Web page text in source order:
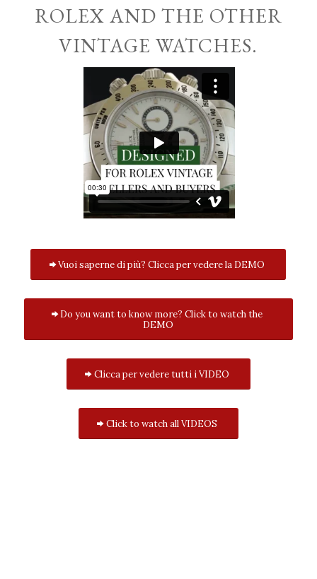
ROLEX AND THE OTHER
VINTAGE WATCHES.
Vuoi saperne di più? Clicca per vedere la DEMO
Do you want to know more? Click to watch the
DEMO
Clicca per vedere tutti i VIDEO
Click to watch all VIDEOS